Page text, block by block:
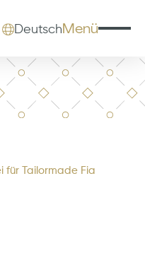
DeutschMenü
für Tailormade Fia